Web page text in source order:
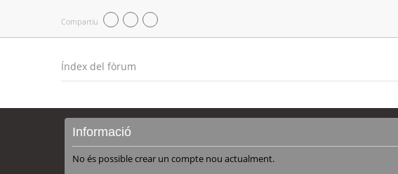
Compartiu
Índex del fòrum
Informació
No és possible crear un compte nou actualment.